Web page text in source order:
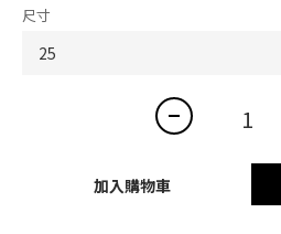
尺寸
加入購物車